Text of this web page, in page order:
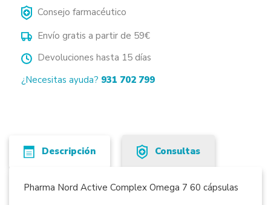
Consejo farmacéutico
Envío gratis a partir de 59€
Devoluciones hasta 15 días
¿Necesitas ayuda? 931 702 799
Descripción Consultas
Pharma Nord Active Complex Omega 7 60 cápsulas